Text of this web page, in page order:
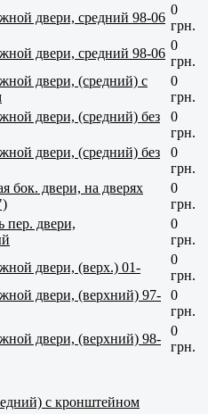
двери, средний 98-06
0
грн.
двери, средний 98-06
0
грн.
двери, (средний) с
0
грн.
двери, (средний) без
0
грн.
двери, (средний) без
0
грн.
бок. двери, на дверях
0
грн.
пер. двери,
0
грн.
двери, (верх.) 01-
0
грн.
двери, (верхний) 97-
0
грн.
двери, (верхний) 98-
0
грн.
с кронштейном